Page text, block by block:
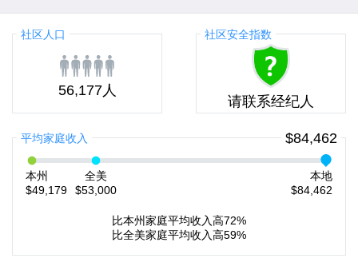
社区人口
56,177人
社区安全指数
请联系经纪人
平均家庭收入 $84,462
本州
$49,179
全美
$53,000
本地
$84,462
比本州家庭平均收入高72%
比全美家庭平均收入高59%